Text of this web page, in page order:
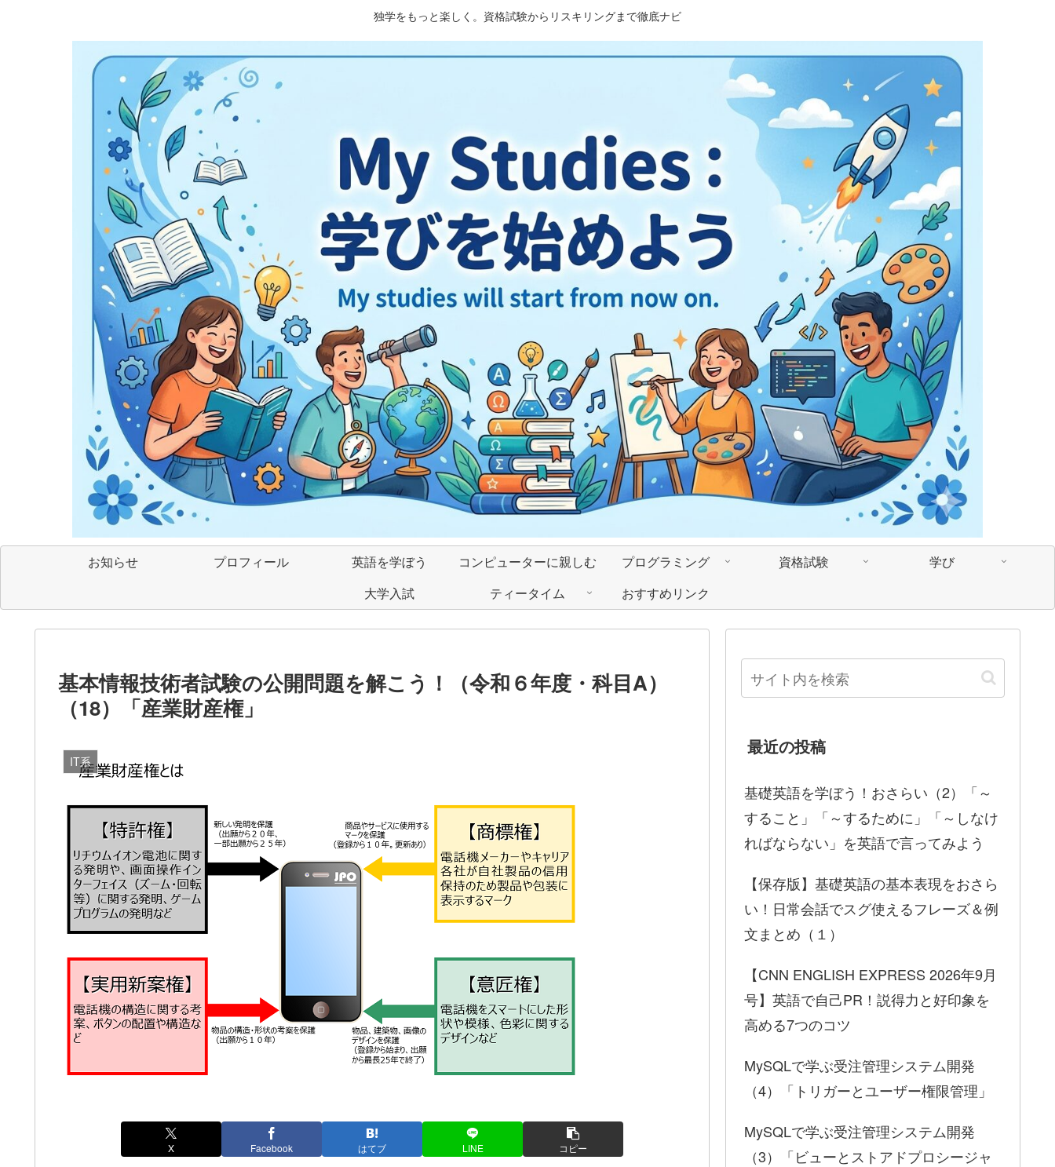
独学をもっと楽しく。資格試験からリスキリングまで徹底ナビ
お知らせ プロフィール 英語を学ぼう コンピューターに親しむ プログラミング 資格試験
学び
大学入試
ティータイム おすすめリンク
基本情報技術者試験の公開問題を解こう！（令和６年度・科目A）
（18）「産業財産権」
IT系
X Facebook はてブ LINE コピー
最近の投稿
基礎英語を学ぼう！おさらい（2）「～
すること」「～するために」「～しなけ
ればならない」を英語で言ってみよう
【保存版】基礎英語の基本表現をおさら
い！日常会話でスグ使えるフレーズ＆例
文まとめ（１）
【CNN ENGLISH EXPRESS 2026年9月
号】英語で自己PR！説得力と好印象を
高める7つのコツ
MySQLで学ぶ受注管理システム開発
（4）「トリガーとユーザー権限管理」
MySQLで学ぶ受注管理システム開発
（3）「ビューとストアドプロシージャ